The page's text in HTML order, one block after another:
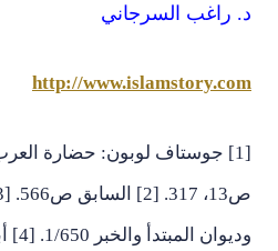
د. راغب السرجاني
http://www.islamstory.com
[1] جوستاف لوبون: حضارة